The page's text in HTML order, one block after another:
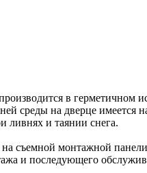
в герметичном
среды на дверце
ливнях и таянии снега.
съемной монтажной
и последующего